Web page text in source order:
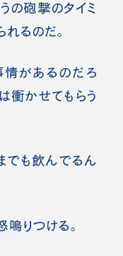
の砲撃のタイミ
るのだ。
があるのだろ
衝かせてもらう
でも飲んでるん
りつける。